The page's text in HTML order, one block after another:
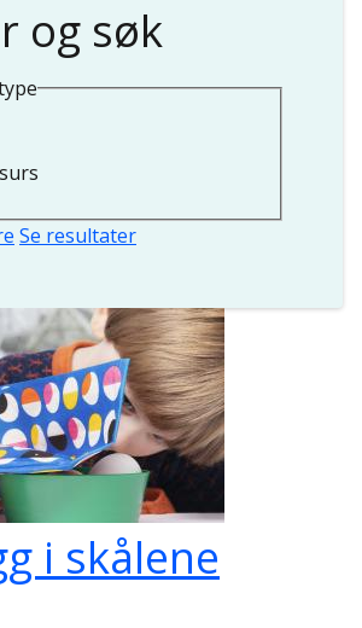
og søk
Se resultater
i skålene